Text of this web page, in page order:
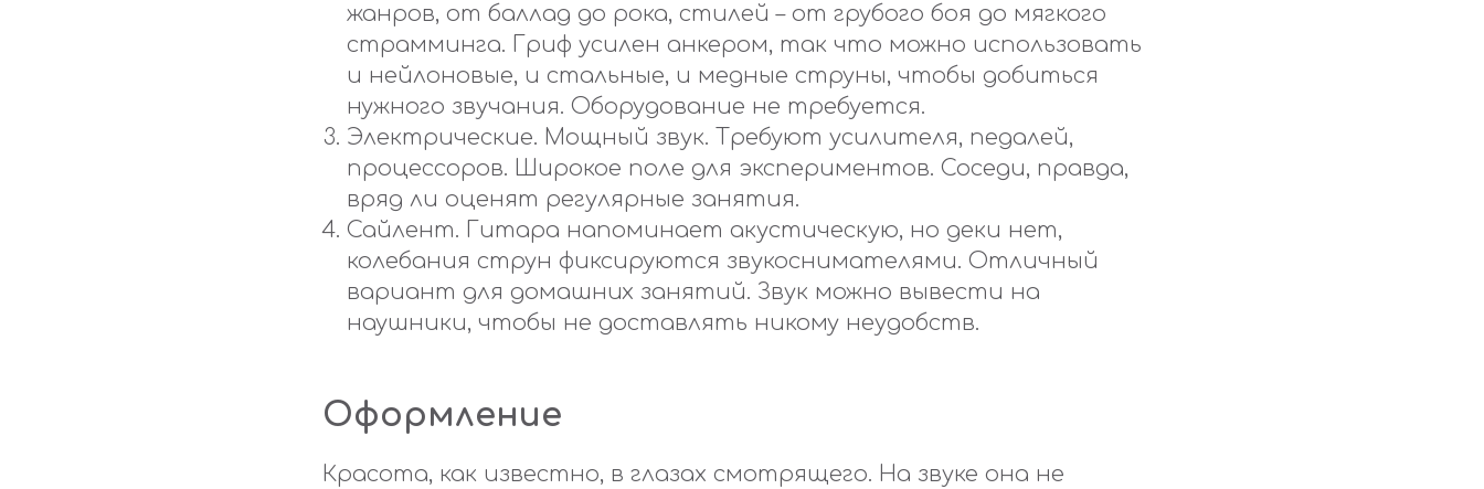
жанров, от баллад до рока, стилей – от грубого боя до мягкого
страмминга. Гриф усилен анкером, так что можно использовать
и нейлоновые, и стальные, и медные струны, чтобы добиться
нужного звучания. Оборудование не требуется.
Электрические. Мощный звук. Требуют усилителя, педалей,
процессоров. Широкое поле для экспериментов. Соседи, правда,
вряд ли оценят регулярные занятия.
Сайлент. Гитара напоминает акустическую, но деки нет,
колебания струн фиксируются звукоснимателями. Отличный
вариант для домашних занятий. Звук можно вывести на
наушники, чтобы не доставлять никому неудобств.
Оформление
Красота, как известно, в глазах смотрящего. На звуке она не